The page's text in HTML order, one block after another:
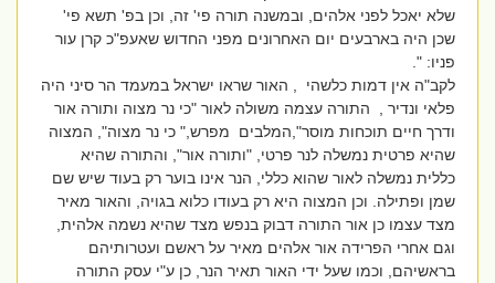
שלא יאכל לפני אלהים, ובמשנה תורה פי' זה, וכן בפ' תשא פי'
שכן היה בארבעים יום האחרונים מפני החדוש שאעפ"כ קרן עור
פניו: ".
לקב"ה אין דמות כלשהי , האור שראו ישראל במעמד הר סיני היה
פלאי ונדיר , התורה עצמה משולה לאור "כי נר מצוה ותורה אור
ודרך חיים תוכחות מוסר",המלבים מפרש," כי נר מצוה", המצוה
שהיא פרטית נמשלה לנר פרטי, "ותורה אור", והתורה שהיא
כללית נמשלה לאור שהוא כללי, הנר אינו בוער רק בעוד שיש שם
שמן ופתילה. וכן המצוה היא רק בעודו כלוא בגויה, והאור מאיר
מצד עצמו כן אור התורה דבוק בנפש מצד שהיא נשמה אלהית,
וגם אחרי הפרידה אור אלהים מאיר על ראשם ועטרותיהם
בראשיהם, וכמו שעל ידי האור תאיר הנר, כן ע"י עסק התורה